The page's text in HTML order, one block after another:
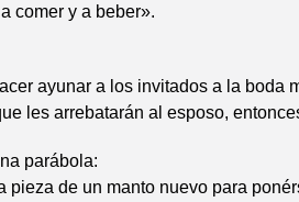
comer y a beber».
ayunar a los invitados a la boda
les arrebatarán al esposo,
parábola:
pieza de un manto nuevo para